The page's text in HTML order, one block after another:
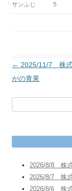
サンふじ 5
投
稿
ー
シ
← 2025/11/7 株
がの青果
2026/8/8 株
2026/8/7 株
2026/8/6 株